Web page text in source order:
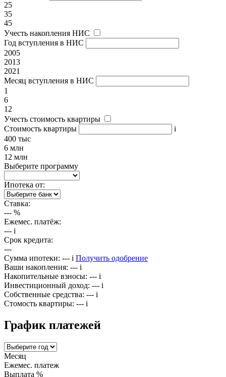
25
35
45
Учесть накопления НИС
Год вступления в НИС
2005
2013
2021
Месяц вступления в НИС
1
6
12
Учесть стоимость квартиры
Стоимость квартиры
i
400 тыс
6 млн
12 млн
Выберите программу
Ипотека от:
Ставка:
--- %
Ежемес. платёж:
--- i
Срок кредита:
---
Сумма ипотеки: --- i Получить одобрение
Ваши накопления: --- i
Накопительные взносы: --- i
Инвестиционный доход: --- i
Собственные средства: --- i
Стомость квартиры: --- i
График платежей
Месяц
Ежемес. платеж
Выплата %